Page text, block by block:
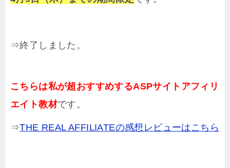
⇒終了しました。
こちらは私が超おすすめするASPサイトアフィリ
エイト教材です。
⇒THE REAL AFFILIATEの感想レビューはこちら